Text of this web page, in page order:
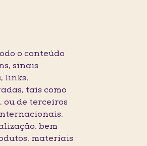
o conteúdo
sinais
links,
tais como
de terceiros
bem
materiais